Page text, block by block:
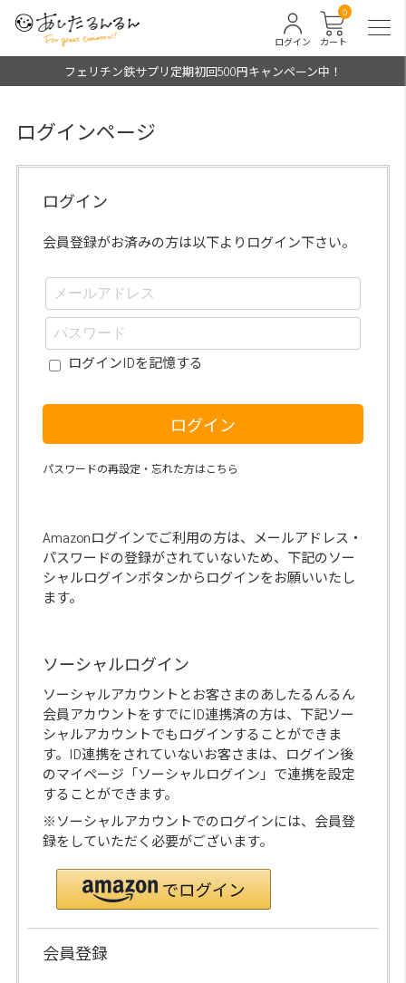
カート
0
ログイン
フェリチン鉄サプリ定期初回500円キャンペーン中！
ログインページ
ログイン
会員登録がお済みの方は以下よりログイン下さい。
ログインIDを記憶する
ログイン
パスワードの再設定・忘れた方はこちら
Amazonログインでご利用の方は、メールアドレス・
パスワードの登録がされていないため、下記のソー
シャルログインボタンからログインをお願いいたし
ます。
ソーシャルログイン
ソーシャルアカウントとお客さまのあしたるんるん
会員アカウントをすでにID連携済の方は、下記ソー
シャルアカウントでもログインすることができま
す。ID連携をされていないお客さまは、ログイン後
のマイページ「ソーシャルログイン」で連携を設定
することができます。
※ソーシャルアカウントでのログインには、会員登
録をしていただく必要がございます。
会員登録